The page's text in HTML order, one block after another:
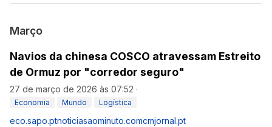
Março
Navios da chinesa COSCO atravessam Estreito
de Ormuz por "corredor seguro"
27 de março de 2026 às 07:52 ·
Economia Mundo Logística
eco.sapo.ptnoticiasaominuto.comcmjornal.pt